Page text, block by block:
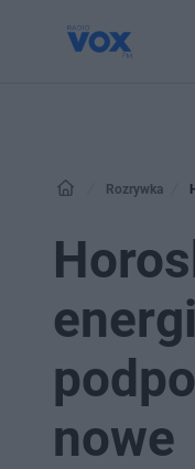
Rozrywka
nowe